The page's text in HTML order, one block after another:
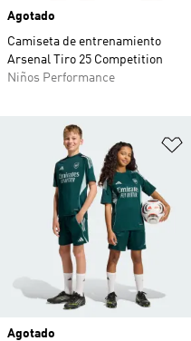
Agotado
Camiseta de entrenamiento
Arsenal Tiro 25 Competition
Niños Performance
Agotado